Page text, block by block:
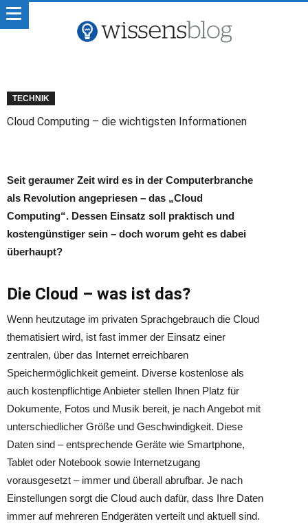
TECHNIK
Cloud Computing – die wichtigsten Informationen
Seit geraumer Zeit wird es in der Computerbranche
als Revolution angepriesen – das „Cloud
Computing“. Dessen Einsatz soll praktisch und
kostengünstiger sein – doch worum geht es dabei
überhaupt?
Die Cloud – was ist das?
Wenn heutzutage im privaten Sprachgebrauch die Cloud
thematisiert wird, ist fast immer der Einsatz einer
zentralen, über das Internet erreichbaren
Speichermöglichkeit gemeint. Diverse kostenlose als
auch kostenpflichtige Anbieter stellen Ihnen Platz für
Dokumente, Fotos und Musik bereit, je nach Angebot mit
unterschiedlicher Größe und Geschwindigkeit. Diese
Daten sind – entsprechende Geräte wie Smartphone,
Tablet oder Notebook sowie Internetzugang
vorausgesetzt – immer und überall abrufbar. Je nach
Einstellungen sorgt die Cloud auch dafür, dass Ihre Daten
immer auf mehreren Endgeräten verteilt und aktuell sind.